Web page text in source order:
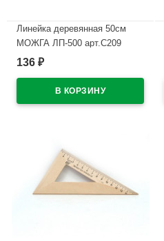
Линейка деревянная 50см
МОЖГА ЛП-500 арт.С209
В наличии
136 ₽